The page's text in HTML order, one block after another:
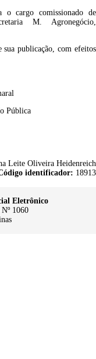
o cargo comissionado de
M.Agronegócio,
sua publicação,com efeitos
Pública
Leite Oliveira Heidenreich
identificador: 18913
Eletrônico
1060